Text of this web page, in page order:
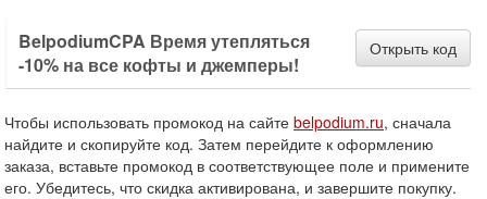
BelpodiumCPA Время утепляться
-10% на все кофты и джемперы!
Открыть код
Чтобы использовать промокод на сайте belpodium.ru, сначала
найдите и скопируйте код. Затем перейдите к оформлению
заказа, вставьте промокод в соответствующее поле и примените
его. Убедитесь, что скидка активирована, и завершите покупку.